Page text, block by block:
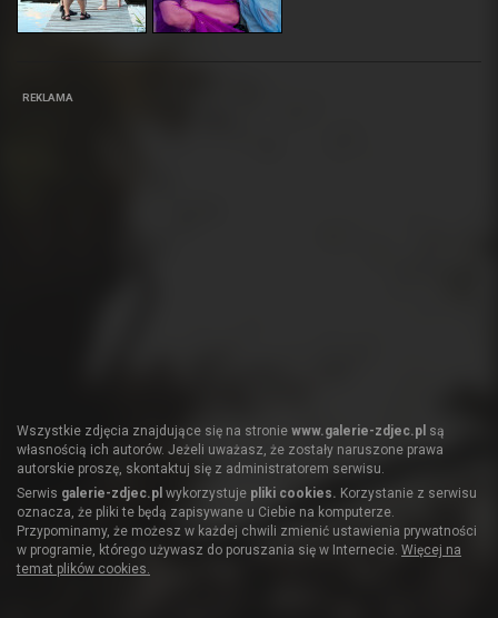
REKLAMA
Wszystkie zdjęcia znajdujące się na stronie www.galerie-zdjec.pl są
własnością ich autorów. Jeżeli uważasz, że zostały naruszone prawa
autorskie proszę, skontaktuj się z administratorem serwisu.
Serwis galerie-zdjec.pl wykorzystuje pliki cookies. Korzystanie z serwisu
oznacza, że pliki te będą zapisywane u Ciebie na komputerze.
Przypominamy, że możesz w każdej chwili zmienić ustawienia prywatności
w programie, którego używasz do poruszania się w Internecie. Więcej na
temat plików cookies.